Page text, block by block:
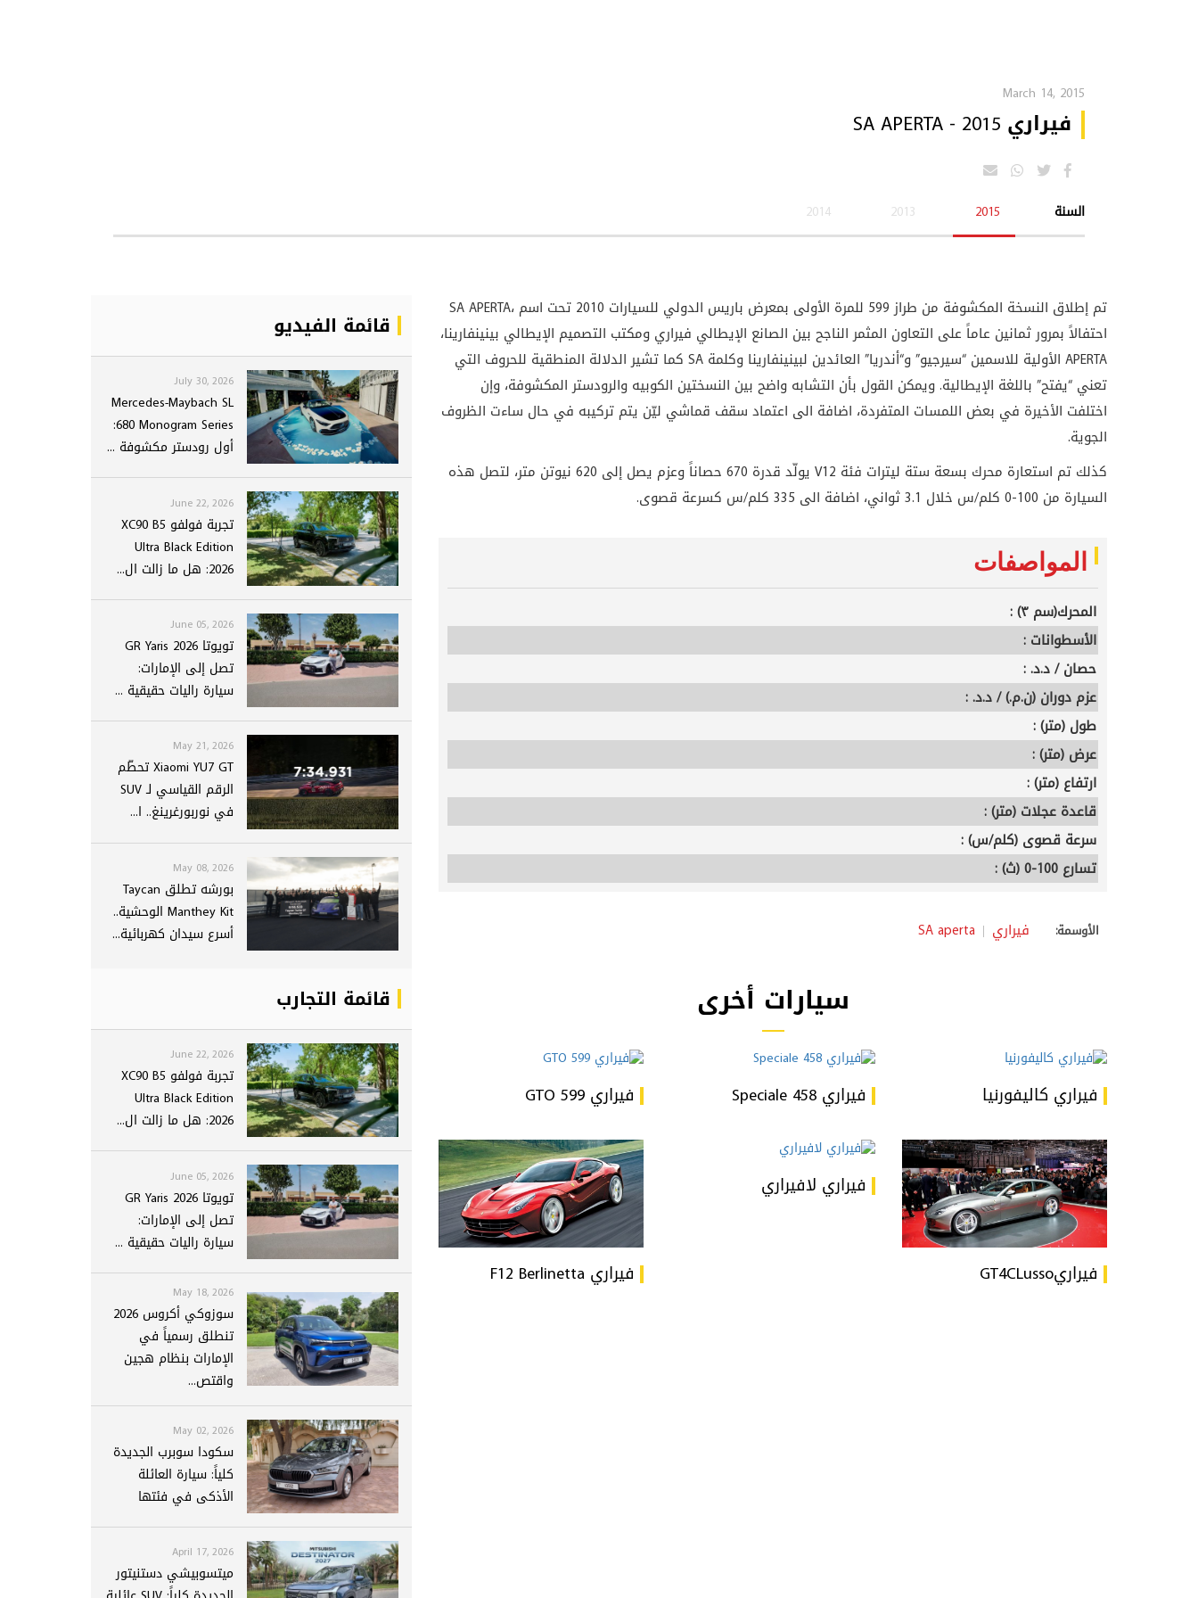
March 14, 2015
فيراري SA APERTA - 2015
السنة 2015
2013
2014
تم إطلاق النسخة المكشوفة من طراز 599 للمرة الأولى بمعرض باريس الدولي للسيارات 2010 تحت اسم
،
احتفالاً بمرور ثمانين عاماً على التعاون المثمر الناجح بين الصانع الإيطالي فيراري ومكتب التصميم الإيطالي بينينفارينا،
كما تشير الدلالة المنطقية للحروف SA الأولية للاسمين “سيرجيو” و“أندريا” العائدين لبينينفارينا وكلمة APERTA
التي
تعني “يفتح” باللغة الإيطالية. ويمكن القول بأن التشابه واضح بين النسختين الكوبيه والرودستر المكشوفة، وإن
اختلفت الأخيرة في بعض اللمسات المتفردة، اضافة الى اعتماد سقف قماشي ليّن يتم تركيبه في حال ساءت الظروف
الجوية.
كذلك تم استعارة محرك بسعة ستة ليترات فئة
يولّد قدرة 670 حصاناً وعزم يصل إلى 620 نيوتن متر، لتصل هذه
السيارة من 100-0 كلم/س خلال 3.1 ثواني، اضافة الى 335 كلم/س كسرعة قصوى
.
المواصفات
المحرك(سم ٣) :
الأسطوانات :
حصان / د.د. :
عزم دوران (ن.م.) / د.د. :
طول (متر) :
عرض (متر) :
ارتفاع (متر) :
قاعدة عجلات (متر) :
سرعة قصوى (كلم/س) :
تسارع 100-0 (ث) :
الأوسمة: فيراري SA aperta
سيارات أخرى
فيراري كاليفورنيا فيراري 458 Speciale فيراري 599 GTO
فيراريGT4CLusso
فيراري لافيراري
فيراري F12 Berlinetta
قائمة الفيديو
July 30, 2026
Mercedes-Maybach SL
680 Monogram Series:
أول رودستر مكشوفة ...
June 22, 2026
تجربة فولفو XC90 B5
Ultra Black Edition
2026: هل ما زالت ال...
June 05, 2026
تويوتا GR Yaris 2026
تصل إلى الإمارات:
سيارة راليات حقيقية ...
May 21, 2026
Xiaomi YU7 GT تحطّم
الرقم القياسي لـ SUV
في نوربورغرينغ.. ا...
May 08, 2026
بورشه تطلق Taycan
Manthey Kit الوحشية..
أسرع سيدان كهربائية...
قائمة التجارب
June 22, 2026
تجربة فولفو XC90 B5
Ultra Black Edition
2026: هل ما زالت ال...
June 05, 2026
تويوتا GR Yaris 2026
تصل إلى الإمارات:
سيارة راليات حقيقية ...
May 18, 2026
سوزوكي أكروس 2026
تنطلق رسمياً في
الإمارات بنظام هجين
واقتص...
May 02, 2026
سكودا سوبرب الجديدة
كلياً: سيارة العائلة
الأذكى في فئتها
April 17, 2026
ميتسوبيشي دستنيتور